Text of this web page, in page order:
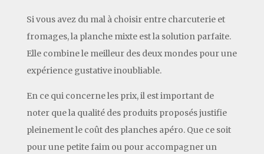
Si vous avez du mal à choisir entre charcuterie et
fromages, la planche mixte est la solution parfaite.
Elle combine le meilleur des deux mondes pour une
expérience gustative inoubliable.
En ce qui concerne les prix, il est important de
noter que la qualité des produits proposés justifie
pleinement le coût des planches apéro. Que ce soit
pour une petite faim ou pour accompagner un